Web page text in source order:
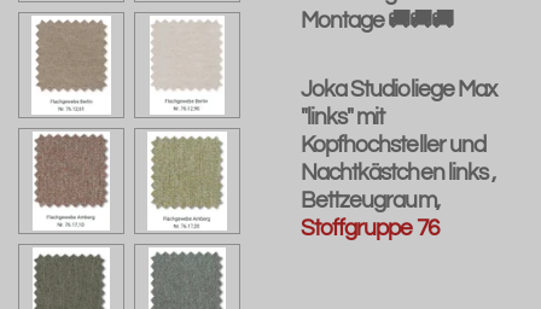
Montage 🚚🚚🚚
Joka Studioliege Max
"links" mit
Kopfhochsteller und
Nachtkästchen links ,
Bettzeugraum,
Stoffgruppe 76